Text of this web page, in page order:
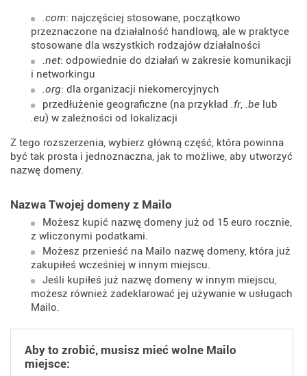
.com: najczęściej stosowane, początkowo
przeznaczone na działalność handlową, ale w praktyce
stosowane dla wszystkich rodzajów działalności
.net: odpowiednie do działań w zakresie komunikacji
i networkingu
.org: dla organizacji niekomercyjnych
przedłużenie geograficzne (na przykład .fr, .be lub
.eu) w zależności od lokalizacji
Z tego rozszerzenia, wybierz główną część, która powinna
być tak prosta i jednoznaczna, jak to możliwe, aby utworzyć
nazwę domeny.
Nazwa Twojej domeny z Mailo
Możesz kupić nazwę domeny już od 15 euro rocznie,
z wliczonymi podatkami.
Możesz przenieść na Mailo nazwę domeny, która już
zakupiłeś wcześniej w innym miejscu.
Jeśli kupiłeś już nazwę domeny w innym miejscu,
możesz również zadeklarować jej używanie w usługach
Mailo.
Aby to zrobić, musisz mieć wolne Mailo
miejsce: